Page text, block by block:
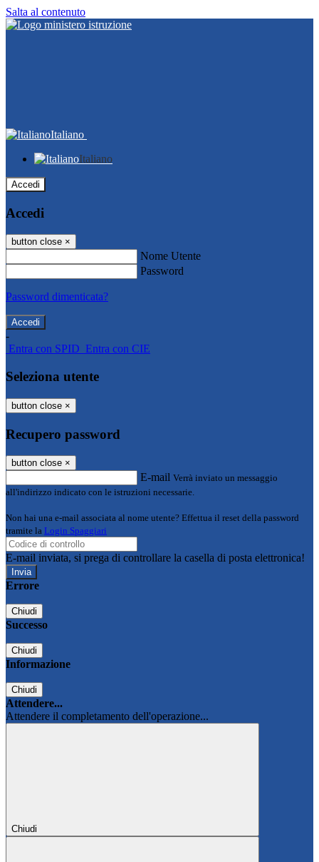
Salta al contenuto
Italiano
Italiano
Accedi
Accedi
button close ×
Nome Utente
Password
Password dimenticata?
-
Entra con SPID Entra con CIE
Seleziona utente
button close ×
Recupero password
button close ×
E-mail Verrà inviato un messaggio
all'indirizzo indicato con le istruzioni necessarie.
Non hai una e-mail associata al nome utente? Effettua il reset della password
tramite la Login Spaggiari
E-mail inviata, si prega di controllare la casella di posta elettronica!
Errore
Chiudi
Successo
Chiudi
Informazione
Chiudi
Attendere...
Attendere il completamento dell'operazione...
Chiudi